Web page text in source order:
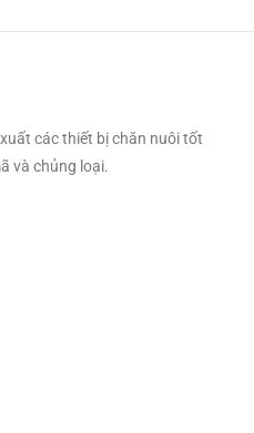
các thiết bị chăn nuôi tốt
và chủng loại.